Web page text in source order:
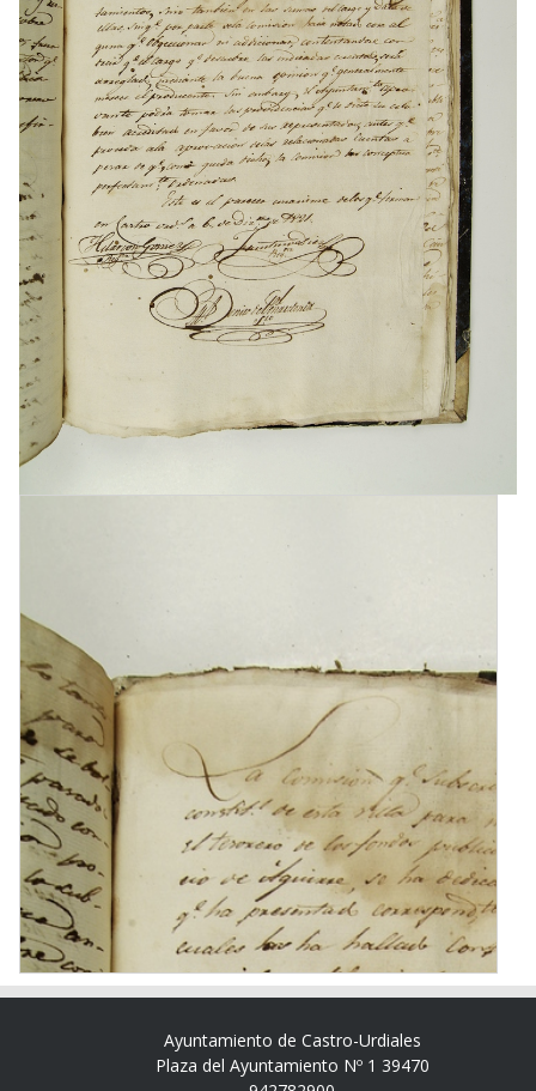
Ayuntamiento de Castro-Urdiales
Plaza del Ayuntamiento Nº 1 39470